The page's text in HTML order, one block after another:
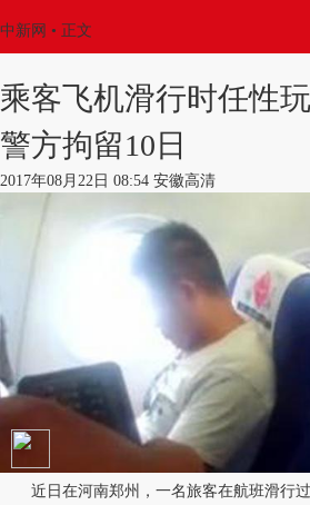
中新网 • 正文
乘客飞机滑行时任性
警方拘留10日
2017年08月22日 08:54 安徽高清
近日在河南郑州，一名旅客在航班滑行过